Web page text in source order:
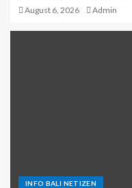
August 6, 2026 Admin
INFO BALI NETIZEN